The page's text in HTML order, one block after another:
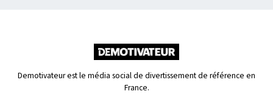
Demotivateur est le média social de divertissement de référence en
France.